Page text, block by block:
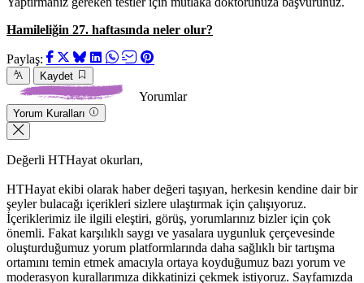
Hamileliğin 27. haftasında neler olur?
Paylaş:
Kaydet
Yorumlar
Yorum Kuralları
Değerli HTHayat okurları,
HTHayat ekibi olarak haber değeri taşıyan, herkesin kendine dair bir
şeyler bulacağı içerikleri sizlere ulaştırmak için çalışıyoruz.
İçeriklerimiz ile ilgili eleştiri, görüş, yorumlarınız bizler için çok
önemli. Fakat karşılıklı saygı ve yasalara uygunluk çerçevesinde
oluşturduğumuz yorum platformlarında daha sağlıklı bir tartışma
ortamını temin etmek amacıyla ortaya koyduğumuz bazı yorum ve
moderasyon kurallarımıza dikkatinizi çekmek istiyoruz. Sayfamızda